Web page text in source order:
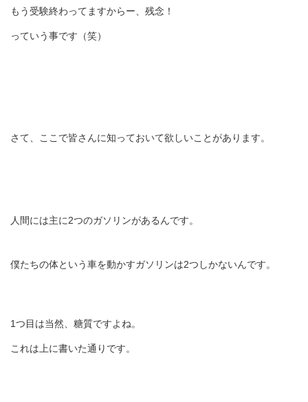
もう受験終わってますからー、残念！
っていう事です（笑）
さて、ここで皆さんに知っておいて欲しいことがあります。
人間には主に2つのガソリンがあるんです。
僕たちの体という車を動かすガソリンは2つしかないんです。
1つ目は当然、糖質ですよね。
これは上に書いた通りです。